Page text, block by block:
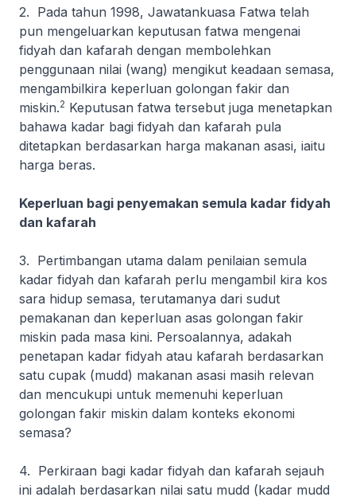
2. Pada tahun 1998, Jawatankuasa Fatwa telah
pun mengeluarkan keputusan fatwa mengenai
fidyah dan kafarah dengan membolehkan
penggunaan nilai (wang) mengikut keadaan semasa,
mengambilkira keperluan golongan fakir dan
miskin.2 Keputusan fatwa tersebut juga menetapkan
bahawa kadar bagi fidyah dan kafarah pula
ditetapkan berdasarkan harga makanan asasi, iaitu
harga beras.
Keperluan bagi penyemakan semula kadar fidyah
dan kafarah
3. Pertimbangan utama dalam penilaian semula
kadar fidyah dan kafarah perlu mengambil kira kos
sara hidup semasa, terutamanya dari sudut
pemakanan dan keperluan asas golongan fakir
miskin pada masa kini. Persoalannya, adakah
penetapan kadar fidyah atau kafarah berdasarkan
satu cupak (mudd) makanan asasi masih relevan
dan mencukupi untuk memenuhi keperluan
golongan fakir miskin dalam konteks ekonomi
semasa?
4. Perkiraan bagi kadar fidyah dan kafarah sejauh
ini adalah berdasarkan nilai satu mudd (kadar mudd